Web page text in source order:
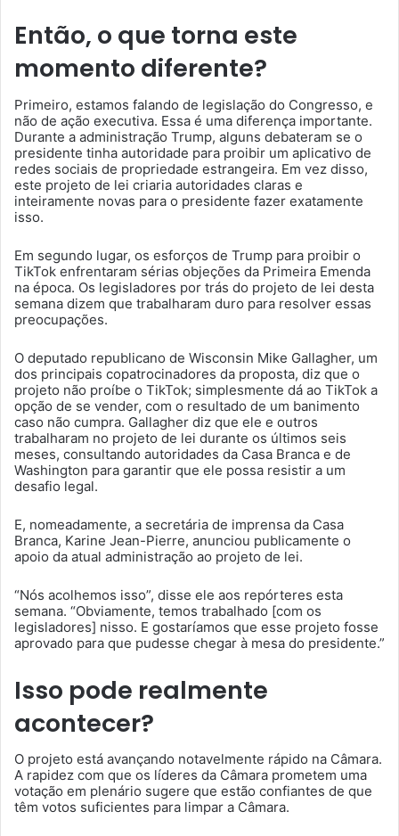
Então, o que torna este
momento diferente?
Primeiro, estamos falando de legislação do Congresso, e
não de ação executiva. Essa é uma diferença importante.
Durante a administração Trump, alguns debateram se o
presidente tinha autoridade para proibir um aplicativo de
redes sociais de propriedade estrangeira. Em vez disso,
este projeto de lei criaria autoridades claras e
inteiramente novas para o presidente fazer exatamente
isso.
Em segundo lugar, os esforços de Trump para proibir o
TikTok enfrentaram sérias objeções da Primeira Emenda
na época. Os legisladores por trás do projeto de lei desta
semana dizem que trabalharam duro para resolver essas
preocupações.
O deputado republicano de Wisconsin Mike Gallagher, um
dos principais copatrocinadores da proposta, diz que o
projeto não proíbe o TikTok; simplesmente dá ao TikTok a
opção de se vender, com o resultado de um banimento
caso não cumpra. Gallagher diz que ele e outros
trabalharam no projeto de lei durante os últimos seis
meses, consultando autoridades da Casa Branca e de
Washington para garantir que ele possa resistir a um
desafio legal.
E, nomeadamente, a secretária de imprensa da Casa
Branca, Karine Jean-Pierre, anunciou publicamente o
apoio da atual administração ao projeto de lei.
“Nós acolhemos isso”, disse ele aos repórteres esta
semana. “Obviamente, temos trabalhado [com os
legisladores] nisso. E gostaríamos que esse projeto fosse
aprovado para que pudesse chegar à mesa do presidente.”
Isso pode realmente
acontecer?
O projeto está avançando notavelmente rápido na Câmara.
A rapidez com que os líderes da Câmara prometem uma
votação em plenário sugere que estão confiantes de que
têm votos suficientes para limpar a Câmara.